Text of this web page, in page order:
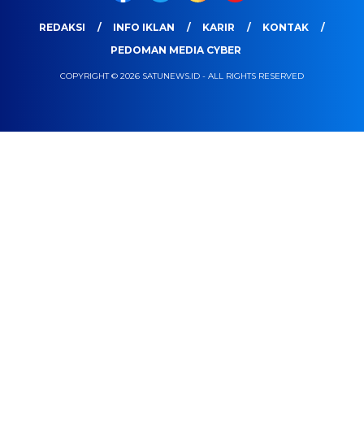
REDAKSI INFO IKLAN KARIR
KONTAK
PEDOMAN MEDIA CYBER
COPYRIGHT © 2026 SATUNEWS.ID - ALL RIGHTS RESERVED